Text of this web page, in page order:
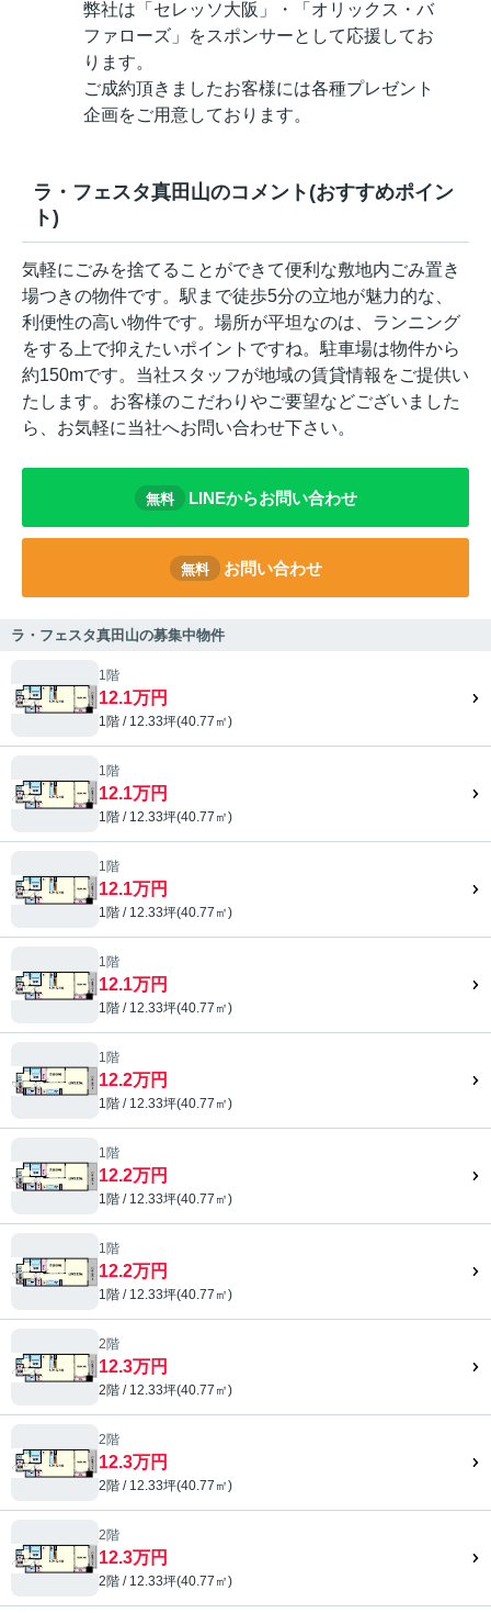
弊社は「セレッソ大阪」・「オリックス・バ
ファローズ」をスポンサーとして応援してお
ります。
ご成約頂きましたお客様には各種プレゼント
企画をご用意しております。
ラ・フェスタ真田山のコメント(おすすめポイン
ト)
気軽にごみを捨てることができて便利な敷地内ごみ置き
場つきの物件です。駅まで徒歩5分の立地が魅力的な、
利便性の高い物件です。場所が平坦なのは、ランニング
をする上で抑えたいポイントですね。駐車場は物件から
約150mです。当社スタッフが地域の賃貸情報をご提供い
たします。お客様のこだわりやご要望などございました
ら、お気軽に当社へお問い合わせ下さい。
無料 LINEからお問い合わせ
無料 お問い合わせ
ラ・フェスタ真田山の募集中物件
1階
12.1万円
1階 / 12.33坪(40.77㎡)
1階
12.1万円
1階 / 12.33坪(40.77㎡)
1階
12.1万円
1階 / 12.33坪(40.77㎡)
1階
12.1万円
1階 / 12.33坪(40.77㎡)
1階
12.2万円
1階 / 12.33坪(40.77㎡)
1階
12.2万円
1階 / 12.33坪(40.77㎡)
1階
12.2万円
1階 / 12.33坪(40.77㎡)
2階
12.3万円
2階 / 12.33坪(40.77㎡)
2階
12.3万円
2階 / 12.33坪(40.77㎡)
2階
12.3万円
2階 / 12.33坪(40.77㎡)